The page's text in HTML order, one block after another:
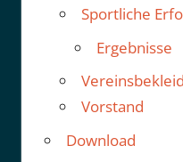
Sportliche
Ergebnisse
Vorstand
Download